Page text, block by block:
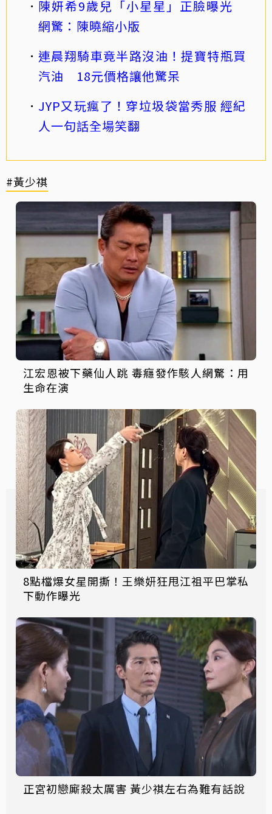
陳妍希9歲兒「小星星」正臉曝光
網驚：陳曉縮小版
連晨翔騎車竟半路沒油！提寶特瓶買
汽油 18元價格讓他驚呆
JYP又玩瘋了！穿垃圾袋當秀服 經紀
人一句話全場笑翻
#黃少祺
江宏恩被下藥仙人跳 毒癮發作駭人網驚：用
生命在演
8點檔爆女星開撕！王樂妍狂甩江祖平巴掌私
下動作曝光
正宮初戀廝殺太厲害 黃少祺左右為難有話說